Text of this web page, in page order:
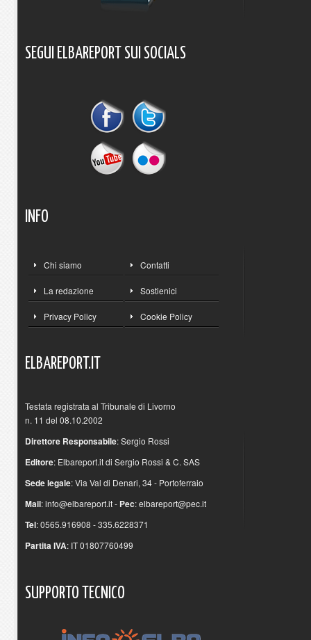
SEGUI ELBAREPORT SUI SOCIALS
INFO
Chi siamo Contatti
La redazione Sostienici
Privacy Policy Cookie Policy
ELBAREPORT.IT
Testata registrata al Tribunale di Livorno
n. 11 del 08.10.2002
Direttore Responsabile: Sergio Rossi
Editore: Elbareport.it di Sergio Rossi & C. SAS
Sede legale: Via Val di Denari, 34 - Portoferraio
Mail:info@elbareport.it- Pec:elbareport@pec.it
Tel: 0565.916908 - 335.6228371
Partita IVA: IT 01807760499
SUPPORTO TECNICO